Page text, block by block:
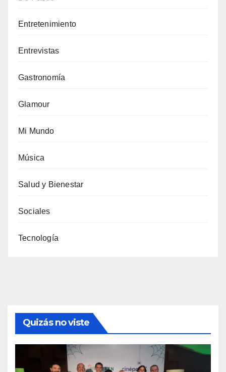
Entretenimiento
Entrevistas
Gastronomía
Glamour
Mi Mundo
Música
Salud y Bienestar
Sociales
Tecnología
Quizás no viste